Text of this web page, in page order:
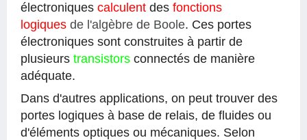
électroniques calculent des fonctions
logiques de l'algèbre de Boole. Ces portes
électroniques sont construites à partir de
plusieurs transistors connectés de manière
adéquate.
Dans d'autres applications, on peut trouver des
portes logiques à base de relais, de fluides ou
d'éléments optiques ou mécaniques. Selon